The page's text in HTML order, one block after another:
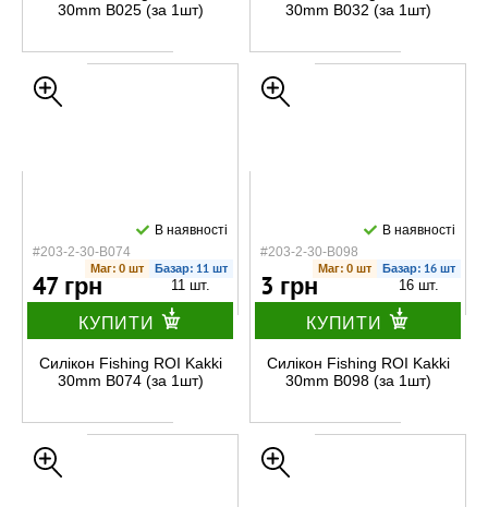
30mm B025 (за 1шт)
30mm B032 (за 1шт)
#203-2-30-B074
В наявності
Маг: 0 шт Базар: 11 шт
47 грн 11 шт.
КУПИТИ
Силікон Fishing ROI Kakki
30mm B074 (за 1шт)
#203-2-30-B098
В наявності
Маг: 0 шт Базар: 16 шт
3 грн 16 шт.
КУПИТИ
Силікон Fishing ROI Kakki
30mm B098 (за 1шт)